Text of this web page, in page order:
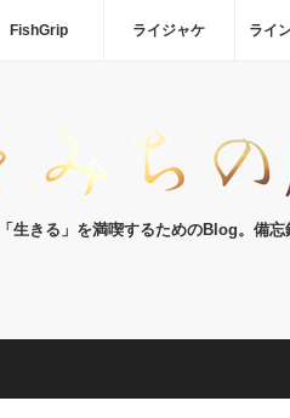
FishGrip ライジャケ ライ
「生きる」を満喫するためのBlog。備忘